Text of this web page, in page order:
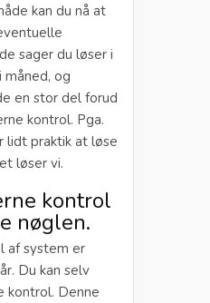
kan du nå at
sager du løser i
måned, og
en stor del forud
kontrol. Pga.
lidt praktik at løse
løser vi.
kontrol
nøglen.
af system er
Du kan selv
kontrol. Denne